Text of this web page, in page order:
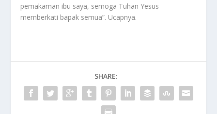
pemakaman ibu saya, semoga Tuhan Yesus
memberkati bapak semua”. Ucapnya.
SHARE: